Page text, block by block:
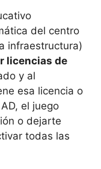
del centro
infraestructura)
licencias de
y al
esa licencia o
el juego
o dejarte
todas las